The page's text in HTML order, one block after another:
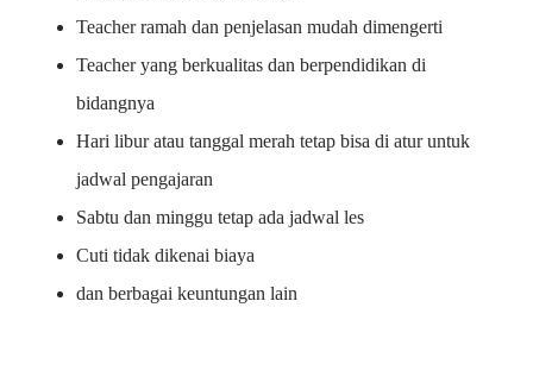
Teacher ramah dan penjelasan mudah dimengerti
Teacher yang berkualitas dan berpendidikan di
bidangnya
Hari libur atau tanggal merah tetap bisa di atur untuk
jadwal pengajaran
Sabtu dan minggu tetap ada jadwal les
Cuti tidak dikenai biaya
dan berbagai keuntungan lain